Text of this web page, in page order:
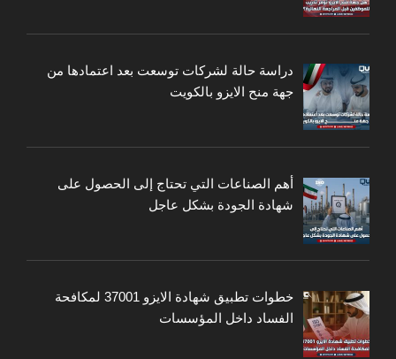
دراسة حالة لشركات توسعت بعد اعتمادها من
جهة منح الايزو بالكويت
أهم الصناعات التي تحتاج إلى الحصول على
شهادة الجودة بشكل عاجل
خطوات تطبيق شهادة الايزو 37001 لمكافحة
الفساد داخل المؤسسات